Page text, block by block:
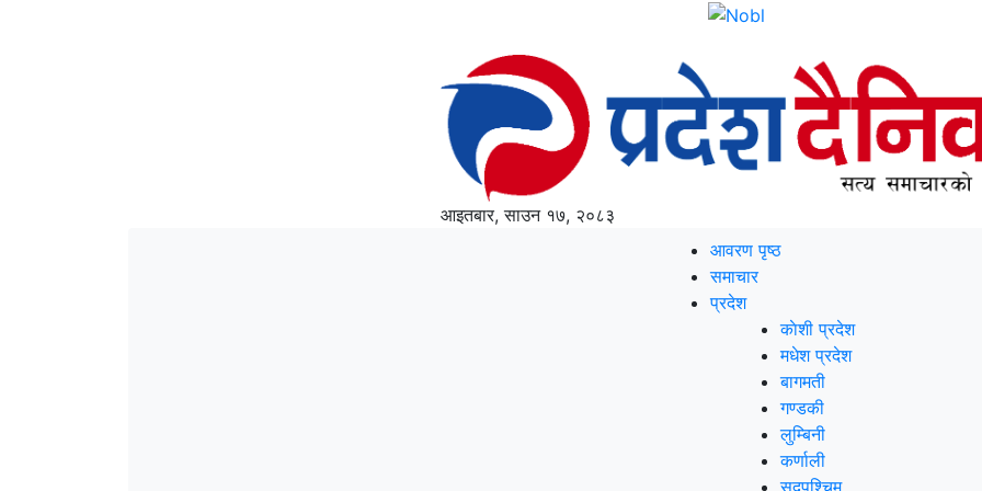
आइतबार, साउन १७, २०८३
आवरण पृष्‍ठ
समाचार
प्रदेश
काेशी प्रदेश
मधेश प्रदेश
बागमती
गण्डकी
लुम्बिनी
कर्णाली